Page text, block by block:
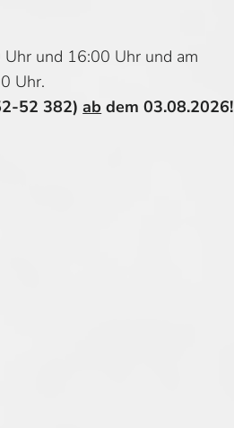
und 16:00 Uhr und am
Uhr.
52 382)ab dem 03.08.2026!